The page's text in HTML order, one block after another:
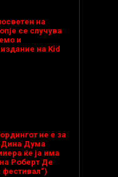
на
се случува
и
на Kid
не е за
Дина Дума
ќе ја има
Роберт Де
фестивал“)